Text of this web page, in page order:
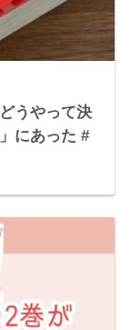
うやって決
にあった #